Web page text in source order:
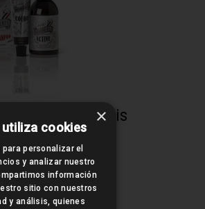
de color - Gris
×
utiliza cookies
personalizar el
y analizar nuestro
información
sitio con nuestros
y análisis, quienes